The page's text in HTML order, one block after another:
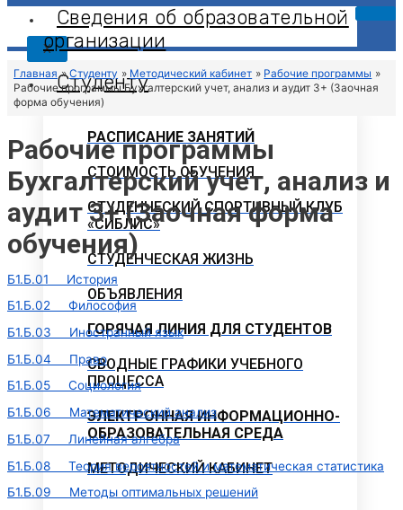
X
Сведения об образовательной
организации
Студенту
РАСПИСАНИЕ ЗАНЯТИЙ
СТОИМОСТЬ ОБУЧЕНИЯ
СТУДЕНЧЕСКИЙ СПОРТИВНЫЙ КЛУБ
«СИБЛИС»
СТУДЕНЧЕСКАЯ ЖИЗНЬ
ОБЪЯВЛЕНИЯ
ГОРЯЧАЯ ЛИНИЯ ДЛЯ СТУДЕНТОВ
СВОДНЫЕ ГРАФИКИ УЧЕБНОГО
ПРОЦЕССА
ЭЛЕКТРОННАЯ ИНФОРМАЦИОННО-
ОБРАЗОВАТЕЛЬНАЯ СРЕДА
МЕТОДИЧЕСКИЙ КАБИНЕТ
Главная Студенту Методический кабинет
Рабочие программы
Рабочие программы Бухгалтерский учет, анализ и аудит 3+ (Заочная
форма обучения)
Рабочие программы
Бухгалтерский учет, анализ и
аудит 3+ (Заочная форма
обучения)
Б1.Б.01 История
Б1.Б.02 Философия
Б1.Б.03 Иностранный язык
Б1.Б.04 Право
Б1.Б.05 Социология
Б1.Б.06 Математический анализ
Б1.Б.07 Линейная алгебра
Б1.Б.08 Теория вероятностей и математическая статистика
Б1.Б.09 Методы оптимальных решений